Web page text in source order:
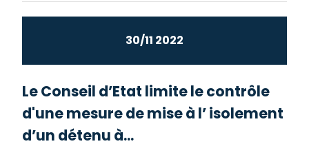
30/11 2022
Le Conseil d’Etat limite le contrôle
d'une mesure de mise à l’ isolement
d’un détenu à...